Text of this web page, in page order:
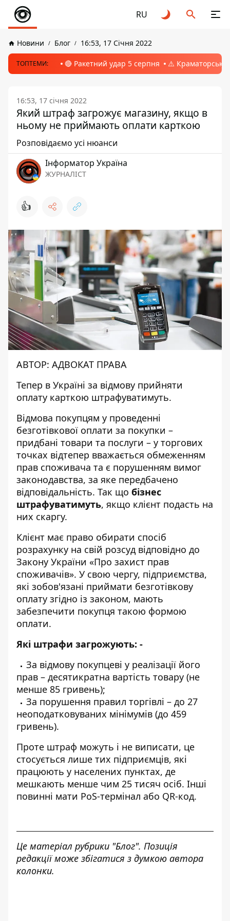
RU
Новини Блог 16:53, 17 Січня 2022
ТОПТЕМИ: 🔴 Ракетний удар 5 серпня ⚠️ Краматорськ,
16:53, 17 січня 2022
Який штраф загрожує магазину, якщо в
ньому не приймають оплати карткою
Розповідаємо усі нюанси
Інформатор Україна
ЖУРНАЛІСТ
👍
АВТОР: АДВОКАТ ПРАВА
Тепер в Україні за відмову прийняти
оплату карткою штрафуватимуть.
Відмова покупцям у проведенні
безготівкової оплати за покупки –
придбані товари та послуги – у торгових
точках відтепер вважається обмеженням
прав споживача та є порушенням вимог
законодавства, за яке передбачено
відповідальність. Так що бізнес
штрафуватимуть, якщо клієнт подасть на
них скаргу.
Клієнт має право обирати спосіб
розрахунку на свій розсуд відповідно до
Закону України «Про захист прав
споживачів». У свою чергу, підприємства,
які зобов'язані приймати безготівкову
оплату згідно із законом, мають
забезпечити покупця такою формою
оплати.
Які штрафи загрожують: -
За відмову покупцеві у реалізації його
прав – десятикратна вартість товару (не
менше 85 гривень);
За порушення правил торгівлі – до 27
неоподатковуваних мінімумів (до 459
гривень).
Проте штраф можуть і не виписати, це
стосується лише тих підприємців, які
працюють у населених пунктах, де
мешкають менше чим 25 тисяч осіб. Інші
повинні мати PоS-термінал або QR-код.
Це матеріал рубрики "Блог". Позиція
редакції може збігатися з думкою автора
колонки.